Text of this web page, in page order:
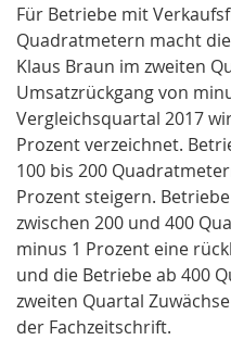
Für Betriebe mit
Quadratmetern macht
Klaus Braun im zweiten
Umsatzrückgang von
Vergleichsquartal 2017
Prozent verzeichnet.
100 bis 200
Prozent steigern.
zwischen 200 und 400
minus 1 Prozent eine
und die Betriebe ab 400
zweiten Quartal
der Fachzeitschrift.